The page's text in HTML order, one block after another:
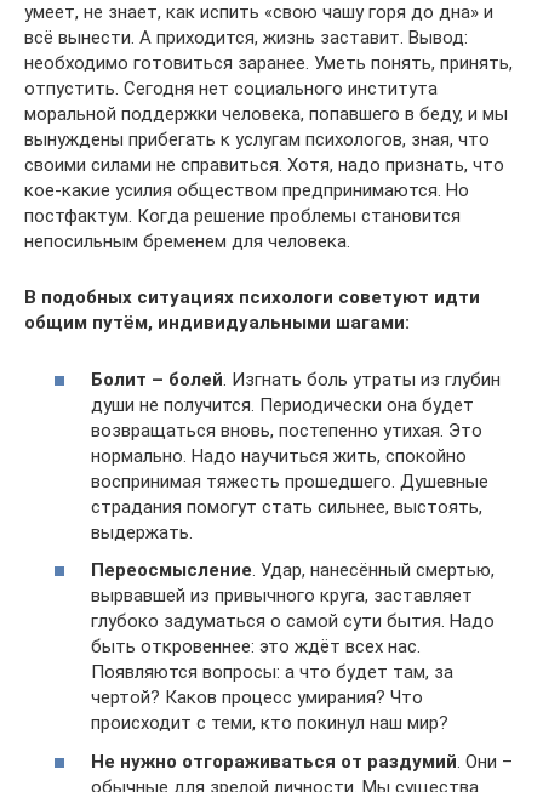
умеет, не знает, как испить «свою чашу горя до дна» и
всё вынести. А приходится, жизнь заставит. Вывод:
необходимо готовиться заранее. Уметь понять, принять,
отпустить. Сегодня нет социального института
моральной поддержки человека, попавшего в беду, и мы
вынуждены прибегать к услугам психологов, зная, что
своими силами не справиться. Хотя, надо признать, что
кое-какие усилия обществом предпринимаются. Но
постфактум. Когда решение проблемы становится
непосильным бременем для человека.
В подобных ситуациях психологи советуют идти
общим путём, индивидуальными шагами:
Болит – болей . Изгнать боль утраты из глубин
души не получится. Периодически она будет
возвращаться вновь, постепенно утихая. Это
нормально. Надо научиться жить, спокойно
воспринимая тяжесть прошедшего. Душевные
страдания помогут стать сильнее, выстоять,
выдержать.
Переосмысление. Удар, нанесённый смертью,
вырвавшей из привычного круга, заставляет
глубоко задуматься о самой сути бытия. Надо
быть откровеннее: это ждёт всех нас.
Появляются вопросы: а что будет там, за
чертой? Каков процесс умирания? Что
происходит с теми, кто покинул наш мир?
Не нужно отгораживаться от раздумий . Они –
обычные для зрелой личности. Мы существа